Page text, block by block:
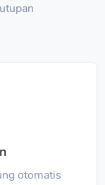
otomatis